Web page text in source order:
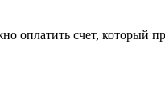
оплатить счет, который